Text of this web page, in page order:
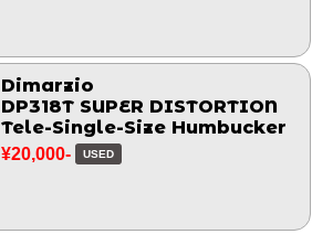
Dimarzio
DP318T SUPER DISTORTION
Tele-Single-Size Humbucker
¥20,000- USED